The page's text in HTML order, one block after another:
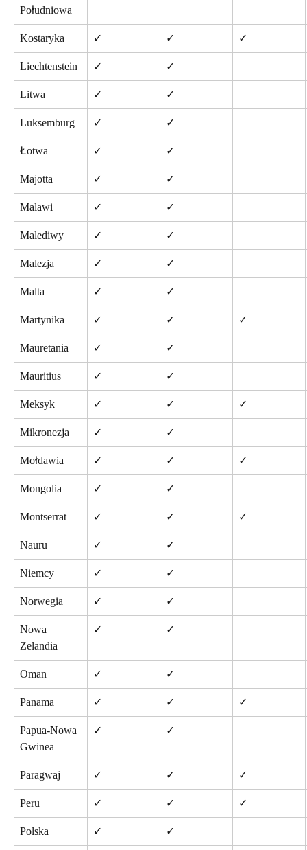
Południowa
Kostaryka ✓ ✓ ✓
Liechtenstein ✓ ✓
Litwa ✓ ✓
Luksemburg ✓ ✓
Łotwa ✓ ✓
Majotta ✓ ✓
Malawi ✓ ✓
Malediwy ✓ ✓
Malezja ✓ ✓
Malta ✓ ✓
Martynika ✓ ✓ ✓
Mauretania ✓ ✓
Mauritius ✓ ✓
Meksyk ✓ ✓ ✓
Mikronezja ✓ ✓
Mołdawia ✓ ✓ ✓
Mongolia ✓ ✓
Montserrat ✓ ✓ ✓
Nauru ✓ ✓
Niemcy ✓ ✓
Norwegia ✓ ✓
Nowa
Zelandia
✓ ✓
Oman ✓ ✓
Panama ✓ ✓ ✓
Papua-Nowa
Gwinea
✓ ✓
Paragwaj ✓ ✓ ✓
Peru ✓ ✓ ✓
Polska ✓ ✓